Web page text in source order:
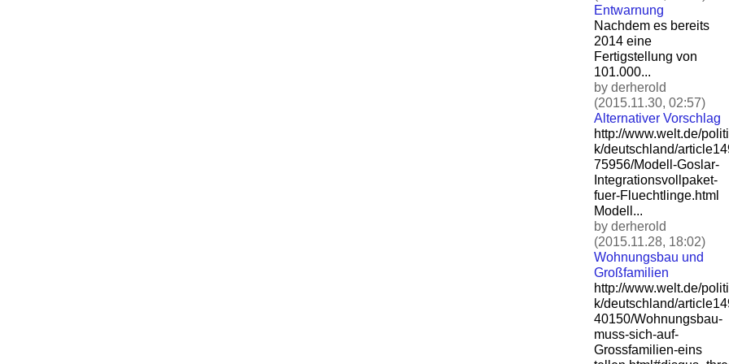
Entwarnung
Nachdem es bereits
2014 eine
Fertigstellung von
101.000...
by derherold
(2015.11.30, 02:57)
Alternativer Vorschlag
http://www.welt.de/politi
k/deutschland/
75956/Modell-Goslar-
Integrationsvollpaket-
fuer-Fluechtlinge.html
Modell...
by derherold
(2015.11.28, 18:02)
Wohnungsbau und
Großfamilien
http://www.welt.de/politi
k/deutschland/
40150/Wohnungsbau-
muss-sich-auf-
Grossfamilien-eins